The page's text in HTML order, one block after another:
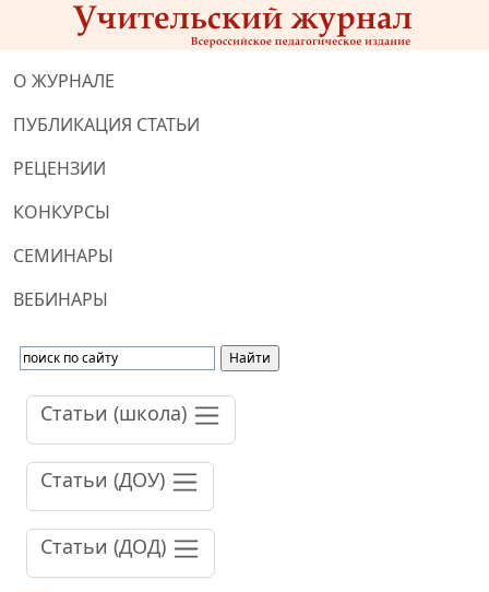
О ЖУРНАЛЕ
ПУБЛИКАЦИЯ СТАТЬИ
РЕЦЕНЗИИ
КОНКУРСЫ
СЕМИНАРЫ
ВЕБИНАРЫ
Статьи (школа)
Статьи (ДОУ)
Статьи (ДОД)